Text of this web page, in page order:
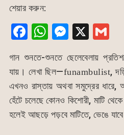
শেয়ার করুন:
F
c
e
b
o
W
at
s
A
p
M
s
s
e
n
X G
ai
l
গান শুনতে-শুনতে ছেলেবেলায়
যায়। লেখা ছিল—funambulist,
এখনও রাস্তায় অথবা সমুদ্রের ধারে,
হেঁটে চলেছে কোনও কিশোরী, মাটি
হলেই আছড়ে পড়বে মাটিতে, ভেঙে